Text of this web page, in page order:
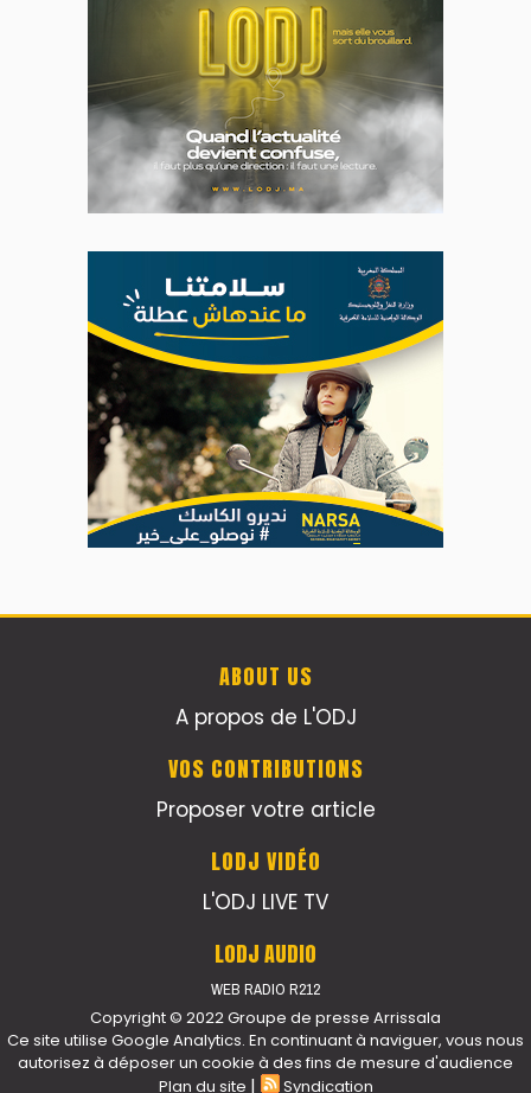
ABOUT US
A propos de L'ODJ
VOS CONTRIBUTIONS
Proposer votre article
LODJ VIDÉO
L'ODJ LIVE TV
LODJ AUDIO
WEB RADIO R212
Copyright © 2022 Groupe de presse Arrissala
Ce site utilise Google Analytics. En continuant à naviguer, vous nous
autorisez à déposer un cookie à des fins de mesure d'audience
Plan du site | Syndication